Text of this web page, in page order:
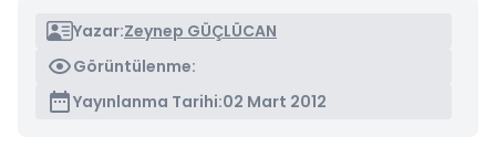
Yazar:Zeynep GÜÇLÜCAN
Görüntülenme:
Yayınlanma Tarihi:02 Mart 2012